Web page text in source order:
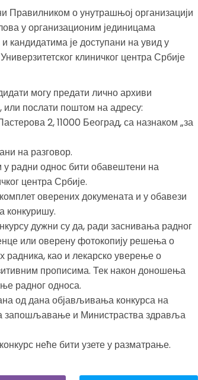
Правилником о унутрашњој организацији
у организационим јединицама
кандидатима је доступани на увид у
клиничког центра Србије
могу предати лично архиви
или послати поштом на адресу:
2, 11000 Београд, са назнаком „за
на разговор.
у радни однос бити обавештени на
центра Србије.
оверених докумената и у обавези
конкуришу.
дужни су да, ради заснивања радног
или оверену фотокопију решења о
радника, као и лекарско уверење о
прописима. Тек након доношења
радног односа.
од дана објављивања конкурса на
запошљавање и Министраства здравља
неће бити узете у разматрање.